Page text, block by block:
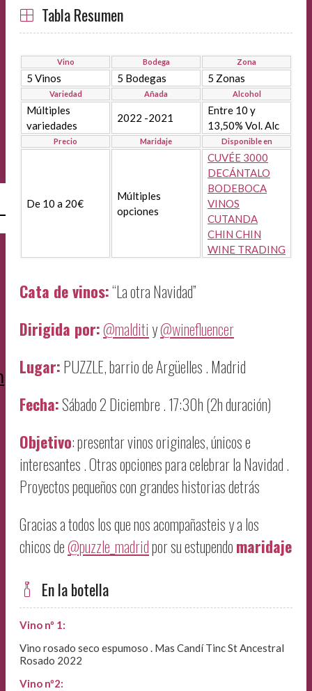
Tabla Resumen
Vino Bodega Zona
5 Vinos 5 Bodegas 5 Zonas
Variedad Añada Alcohol
Múltiples
variedades
2022 -2021
Entre 10 y
13,50% Vol. Alc
Precio Maridaje Disponible en
De 10 a 20€
Múltiples
opciones
CUVÉE 3000
DECÁNTALO
BODEBOCA
VINOS
CUTANDA
CHIN CHIN
WINE TRADING
Cata de vinos:“La otra Navidad”
Dirigida por:@malditi y@winefluencer
Lugar:PUZZLE, barrio de Argüelles . Madrid
Fecha:Sábado 2 Diciembre . 17:30h (2h duración)
Objetivo: presentar vinos originales, únicos e
interesantes . Otras opciones para celebrar la Navidad .
Proyectos pequeños con grandes historias detrás
Gracias a todos los que nos acompañasteis y a los
chicos de@puzzle_madridpor su estupendomaridaje
En la botella
Vino nº 1:
Vino rosado seco espumoso . Mas Candí Tinc St Ancestral
Rosado 2022
Vino nº2: